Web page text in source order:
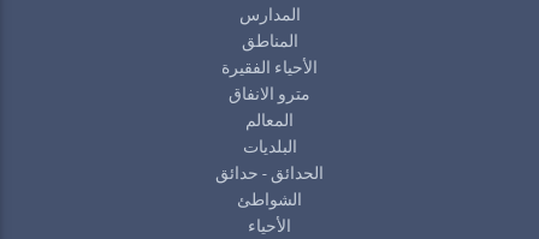
المدارس
المناطق
الأحياء الفقيرة
مترو الانفاق
المعالم
البلديات
الحدائق - حدائق
الشواطئ
الأحياء